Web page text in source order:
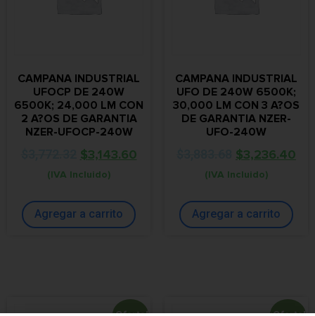
CAMPANA INDUSTRIAL
UFOCP DE 240W
6500K; 24,000 LM CON
2 A?OS DE GARANTIA
NZER-UFOCP-240W
$3,143.60
(IVA Incluido)
Agregar a carrito
CAMPANA INDUSTRIAL
UFO DE 240W 6500K;
30,000 LM CON 3 A?OS
DE GARANTIA NZER-
UFO-240W
$3,236.40
(IVA Incluido)
Agregar a carrito